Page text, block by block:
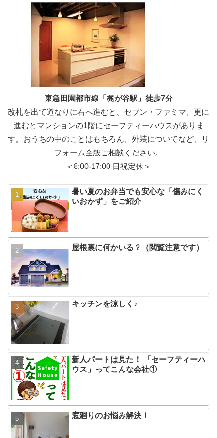
東急田園都市線「梶が谷駅」徒歩7分
改札を出て道なりに右へ進むと、セブン・ファミマ、更に
進むとマンションの1階にセーフティーハウスがありま
す。おうちの中のことはもちろん、外装についてなど、リ
フォーム全般ご相談ください。
＜8:00-17:00 日祝定休＞
暑い夏のお弁当でも安心な「傷みにく
いおかず」をご紹介
屋根裏に何かいる？（閲覧注意です）
キッチンを涼しく♪
新人パートは見た！ 「セーフティーハ
ウス」ってこんな会社①
窓廻りのお悩み解決！